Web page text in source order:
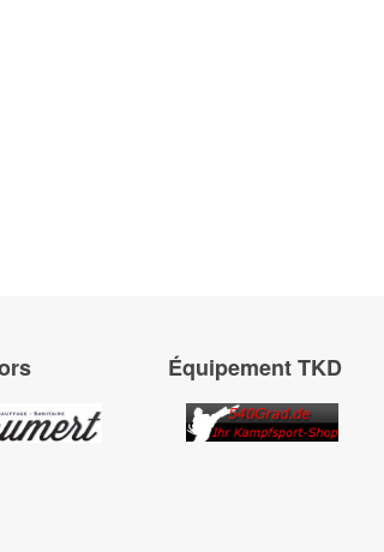
Équipement TKD